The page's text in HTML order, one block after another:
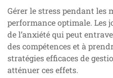
Gérer le stress pendant les
performance optimale. Les
de l’anxiété qui peut
des compétences et à
stratégies efficaces de
atténuer ces effets.